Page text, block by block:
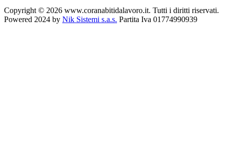
Copyright © 2026 www.coranabitidalavoro.it. Tutti i diritti riservati.
Powered 2024 by Nik Sistemi s.a.s. Partita Iva 01774990939